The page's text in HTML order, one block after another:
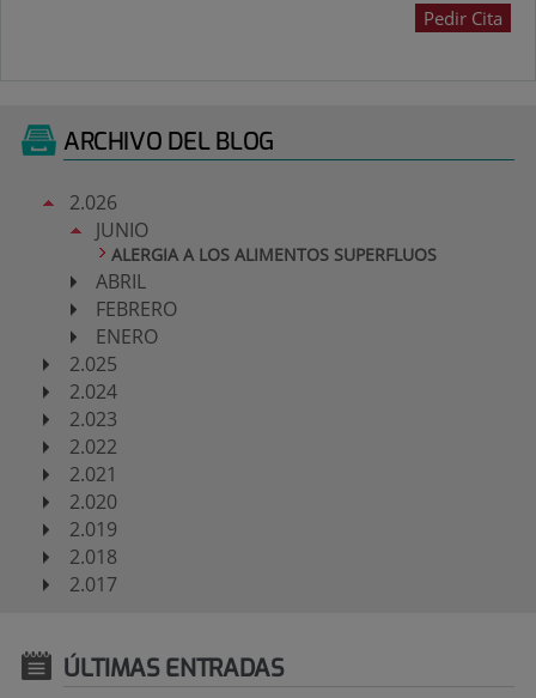
Pedir Cita
ARCHIVO DEL BLOG
2.026
JUNIO
ALERGIA A LOS ALIMENTOS SUPERFLUOS
ABRIL
FEBRERO
ENERO
2.025
2.024
2.023
2.022
2.021
2.020
2.019
2.018
2.017
ÚLTIMAS ENTRADAS